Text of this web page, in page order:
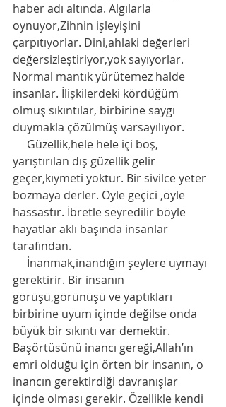
haber adı altında. Algılarla
oynuyor,Zihnin işleyişini
çarpıtıyorlar. Dini,ahlaki değerleri
değersizleştiriyor,yok sayıyorlar.
Normal mantık yürütemez halde
insanlar. İlişkilerdeki kördüğüm
olmuş sıkıntılar, birbirine saygı
duymakla çözülmüş varsayılıyor.
yarıştırılan dış güzellik gelir
geçer,kıymeti yoktur. Bir sivilce yeter
bozmaya derler. Öyle geçici ,öyle
hassastır. İbretle seyredilir böyle
hayatlar aklı başında insanlar
tarafından.
gerektirir. Bir insanın
görüşü,görünüşü ve yaptıkları
birbirine uyum içinde değilse onda
büyük bir sıkıntı var demektir.
Başörtüsünü inancı gereği,Allah’ın
emri olduğu için örten bir insanın, o
inancın gerektirdiği davranışlar
içinde olması gerekir. Özellikle kendi